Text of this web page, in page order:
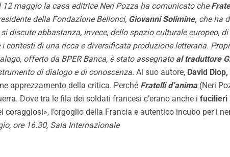
maggio la casa editrice Neri Pozza ha comunicato che
della Fondazione Bellonci, Giovanni Solimine, che ha
discute abbastanza, invece, dello spazio culturale europeo,
contesti di una ricca e diversificata produzione letteraria.
offerto da BPER Banca, è stato assegnato al traduttore
di dialogo e di conoscenza. Al suo autore, David Diop,
apprezzamento della critica. Perché Fratelli d’anima(Neri
Dove tra le fila dei soldati francesi c’erano anche i fucilieri
l’orgoglio della Francia e autentico incubo per i
ore 16.30, Sala Internazionale